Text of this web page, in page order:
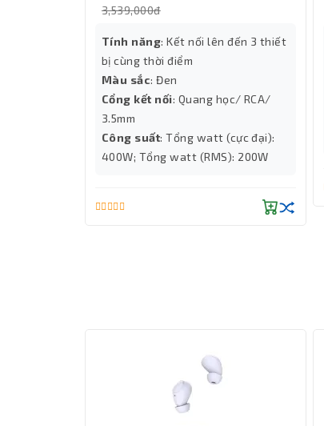
3,539,000đ
Tính năng: Kết nối lên đến 3 thiết
bị cùng thời điểm
Màu sắc: Đen
Cổng kết nối: Quang học/ RCA/
3.5mm
Công suất: Tổng watt (cực đại):
400W; Tổng watt (RMS): 200W